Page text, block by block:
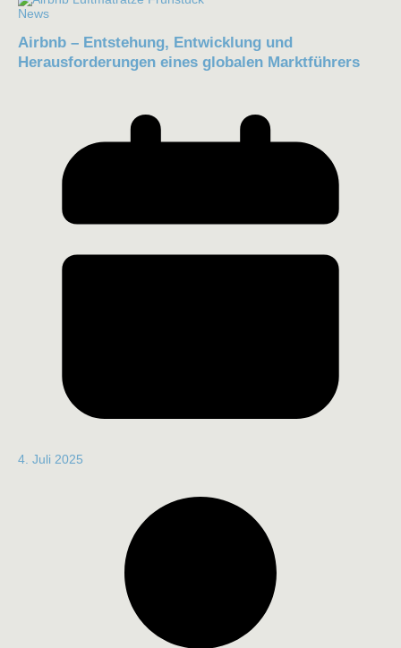
News
Airbnb – Entstehung, Entwicklung und
Herausforderungen eines globalen Marktführers
4. Juli 2025